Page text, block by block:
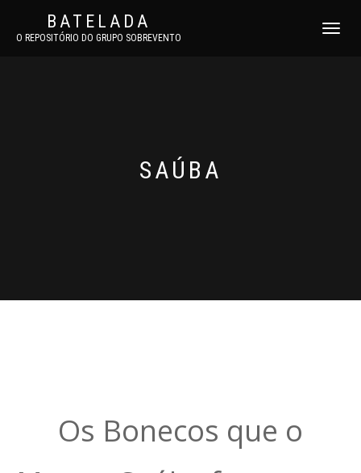
BATELADA
O REPOSITÓRIO DO GRUPO SOBREVENTO
TOGGLE
SAÚBA
Os Bonecos que o